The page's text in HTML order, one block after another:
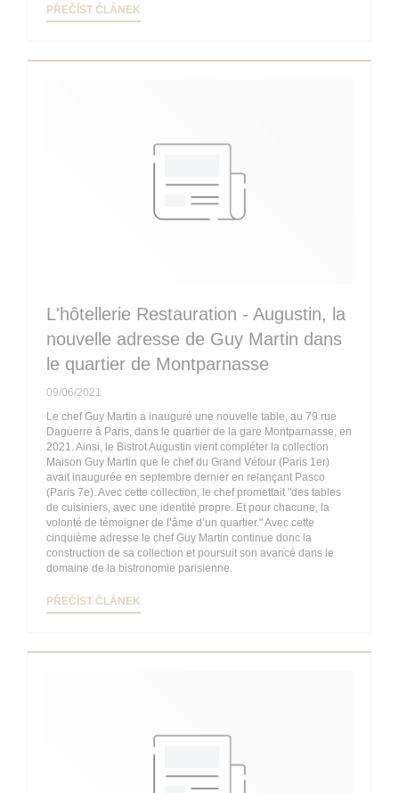
PŘEČÍST ČLÁNEK
L'hôtellerie Restauration - Augustin, la
nouvelle adresse de Guy Martin dans
le quartier de Montparnasse
09/06/2021
Le chef Guy Martin a inauguré une nouvelle table, au 79 rue
Daguerre à Paris, dans le quartier de la gare Montparnasse, en
2021. Ainsi, le Bistrot Augustin vient compléter la collection
Maison Guy Martin que le chef du Grand Véfour (Paris 1er)
avait inaugurée en septembre dernier en relançant Pasco
(Paris 7e). Avec cette collection, le chef promettait "des tables
de cuisiniers, avec une identité propre. Et pour chacune, la
volonté de témoigner de l’âme d’un quartier." Avec cette
cinquième adresse le chef Guy Martin continue donc la
construction de sa collection et poursuit son avancé dans le
domaine de la bistronomie parisienne.
PŘEČÍST ČLÁNEK